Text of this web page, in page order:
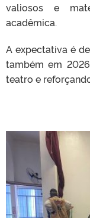
valiosos e
acadêmica.
A expectativa é
também em
teatro e